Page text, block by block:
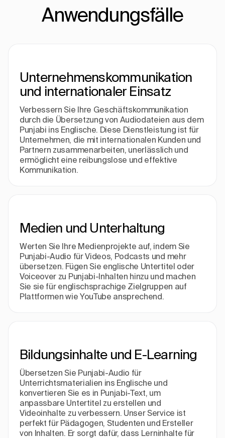
Anwendungsfälle
Unternehmenskommunikation
und internationaler Einsatz
Verbessern Sie Ihre Geschäftskommunikation
durch die Übersetzung von Audiodateien aus dem
Punjabi ins Englische. Diese Dienstleistung ist für
Unternehmen, die mit internationalen Kunden und
Partnern zusammenarbeiten, unerlässlich und
ermöglicht eine reibungslose und effektive
Kommunikation.
Medien und Unterhaltung
Werten Sie Ihre Medienprojekte auf, indem Sie
Punjabi-Audio für Videos, Podcasts und mehr
übersetzen. Fügen Sie englische Untertitel oder
Voiceover zu Punjabi-Inhalten hinzu und machen
Sie sie für englischsprachige Zielgruppen auf
Plattformen wie YouTube ansprechend.
Bildungsinhalte und E-Learning
Übersetzen Sie Punjabi-Audio für
Unterrichtsmaterialien ins Englische und
konvertieren Sie es in Punjabi-Text, um
anpassbare Untertitel zu erstellen und
Videoinhalte zu verbessern. Unser Service ist
perfekt für Pädagogen, Studenten und Ersteller
von Inhalten. Er sorgt dafür, dass Lerninhalte für